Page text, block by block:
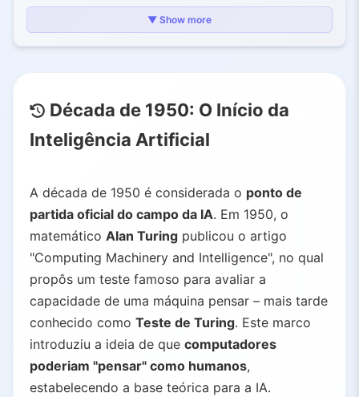
3.1. Altas Expectativas
3.2.
Realidade do Inverno da IA
4. Década de 1980: Sistemas Especialistas – Ascensão e Declínio
4.1. Principais Iniciativas Governamentais
4.2. Renascimento das Redes Neurais
5. Década de 1990: Retorno da IA à Praticidade
5.1. Principais Conquistas em Diversos Domínios
5.2. A Ascensão da IA Baseada em Dados
6. Década de 2000: Aprendizado de Máquina e a Era do Big Data
6.1.
ImageNet: A Base para o Deep Learning
6.2.
Marcos Notáveis de Aplicação
▼ Show more
Década de 1950: O Início da
Inteligência Artificial
A década de 1950 é considerada o ponto de
partida oficial do campo da IA. Em 1950, o
matemático Alan Turing publicou o artigo
"Computing Machinery and Intelligence", no qual
propôs um teste famoso para avaliar a
capacidade de uma máquina pensar – mais tarde
conhecido como Teste de Turing. Este marco
introduziu a ideia de que computadores
poderiam "pensar" como humanos,
estabelecendo a base teórica para a IA.